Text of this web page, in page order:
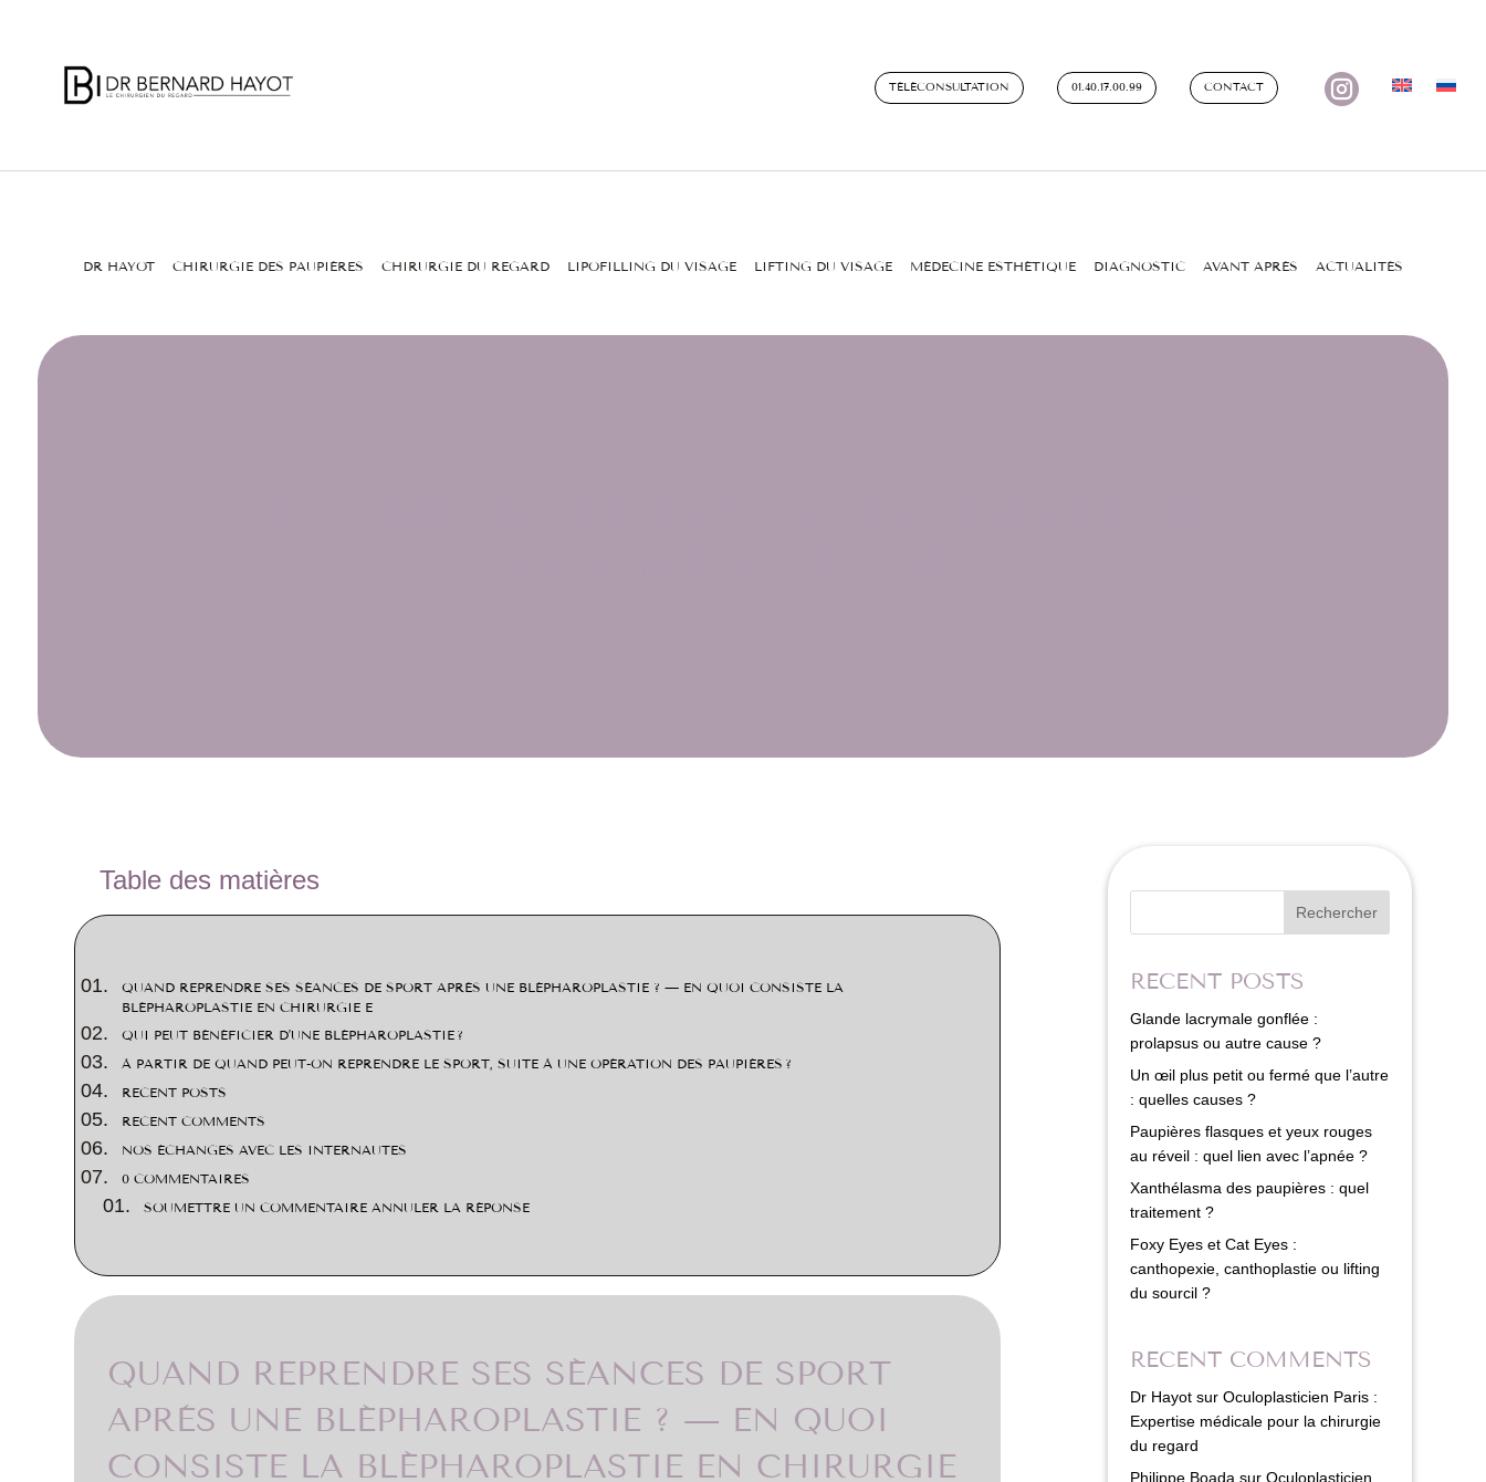
TÉLÉCONSULTATION 01.40.17.00.99 CONTACT 
DR HAYOT CHIRURGIE DES PAUPIÈRES CHIRURGIE DU REGARD LIPOFILLING DU VISAGE LIFTING DU VISAGE MÉDECINE ESTHÉTIQUE DIAGNOSTIC AVANT APRÈS ACTUALITÉS
Table des matières
QUAND REPRENDRE SES SÉANCES DE SPORT APRÈS UNE BLÉPHAROPLASTIE ? — EN QUOI CONSISTE LA
BLÉPHAROPLASTIE EN CHIRURGIE E
QUI PEUT BÉNÉFICIER D’UNE BLÉPHAROPLASTIE ?
À PARTIR DE QUAND PEUT-ON REPRENDRE LE SPORT, SUITE À UNE OPÉRATION DES PAUPIÈRES ?
RECENT POSTS
RECENT COMMENTS
NOS ÉCHANGES AVEC LES INTERNAUTES
0 COMMENTAIRES
SOUMETTRE UN COMMENTAIRE ANNULER LA RÉPONSE
QUAND REPRENDRE SES SÉANCES DE SPORT
APRÈS UNE BLÉPHAROPLASTIE ? — EN QUOI
CONSISTE LA BLÉPHAROPLASTIE EN CHIRURGIE
Rechercher
RECENT POSTS
Glande lacrymale gonflée :
prolapsus ou autre cause ?
Un œil plus petit ou fermé que l’autre
: quelles causes ?
Paupières flasques et yeux rouges
au réveil : quel lien avec l’apnée ?
Xanthélasma des paupières : quel
traitement ?
Foxy Eyes et Cat Eyes :
canthopexie, canthoplastie ou lifting
du sourcil ?
RECENT COMMENTS
Dr Hayotsur Oculoplasticien Paris :
Expertise médicale pour la chirurgie
du regard
Philippe Boada sur Oculoplasticien